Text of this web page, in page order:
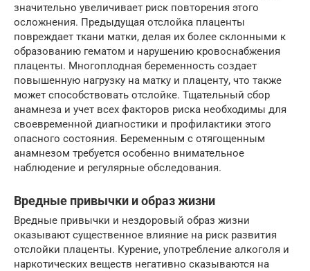
значительно увеличивает риск повторения этого
осложнения. Предыдущая отслойка плаценты
повреждает ткани матки, делая их более склонными к
образованию гематом и нарушению кровоснабжения
плаценты. Многоплодная беременность создает
повышенную нагрузку на матку и плаценту, что также
может способствовать отслойке. Тщательный сбор
анамнеза и учет всех факторов риска необходимы для
своевременной диагностики и профилактики этого
опасного состояния. Беременным с отягощенным
анамнезом требуется особенно внимательное
наблюдение и регулярные обследования.
Вредные привычки и образ жизни
Вредные привычки и нездоровый образ жизни
оказывают существенное влияние на риск развития
отслойки плаценты. Курение, употребление алкоголя и
наркотических веществ негативно сказываются на